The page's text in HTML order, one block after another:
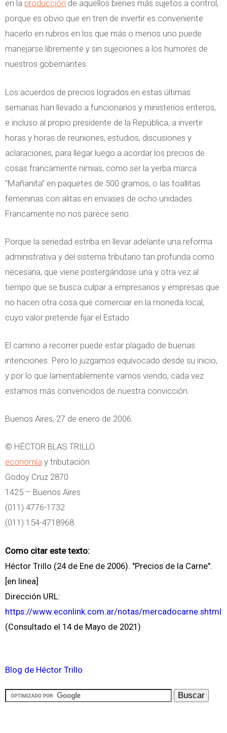
en la producción de aquellos bienes más sujetos a control,
porque es obvio que en tren de invertir es conveniente
hacerlo en rubros en los que más o menos uno puede
manejarse libremente y sin sujeciones a los humores de
nuestros gobernantes.
Los acuerdos de precios logrados en estas últimas
semanas han llevado a funcionarios y ministerios enteros,
e incluso al propio presidente de la República, a invertir
horas y horas de reuniones, estudios, discusiones y
aclaraciones, para llegar luego a acordar los precios de
cosas francamente nimias, como ser la yerba marca
“Mañanita” en paquetes de 500 gramos, o las toallitas
femeninas con alitas en envases de ocho unidades.
Francamente no nos parece serio.
Porque la seriedad estriba en llevar adelante una reforma
administrativa y del sistema tributario tan profunda como
necesaria, que viene postergándose una y otra vez al
tiempo que se busca culpar a empresarios y empresas que
no hacen otra cosa que comerciar en la moneda local,
cuyo valor pretende fijar el Estado.
El camino a recorrer puede estar plagado de buenas
intenciones. Pero lo juzgamos equivocado desde su inicio,
y por lo que lamentablemente vamos viendo, cada vez
estamos más convencidos de nuestra convicción.
Buenos Aires, 27 de enero de 2006.
© HÉCTOR BLAS TRILLO
economía y tributación
Godoy Cruz 2870
1425 – Buenos Aires
(011) 4776-1732
(011) 154-4718968
Como citar este texto:
Héctor Trillo (24 de Ene de 2006). "Precios de la Carne".
[en linea]
Dirección URL:
https://www.econlink.com.ar/notas/mercadocarne.shtml
(Consultado el 14 de Mayo de 2021)
Blog de Héctor Trillo